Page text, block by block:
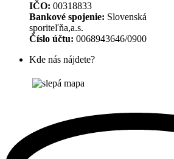
IČO: 00318833
Bankové spojenie: Slovenská
sporiteľňa,a.s.
Číslo účtu: 0068943646/0900
Kde nás nájdete?